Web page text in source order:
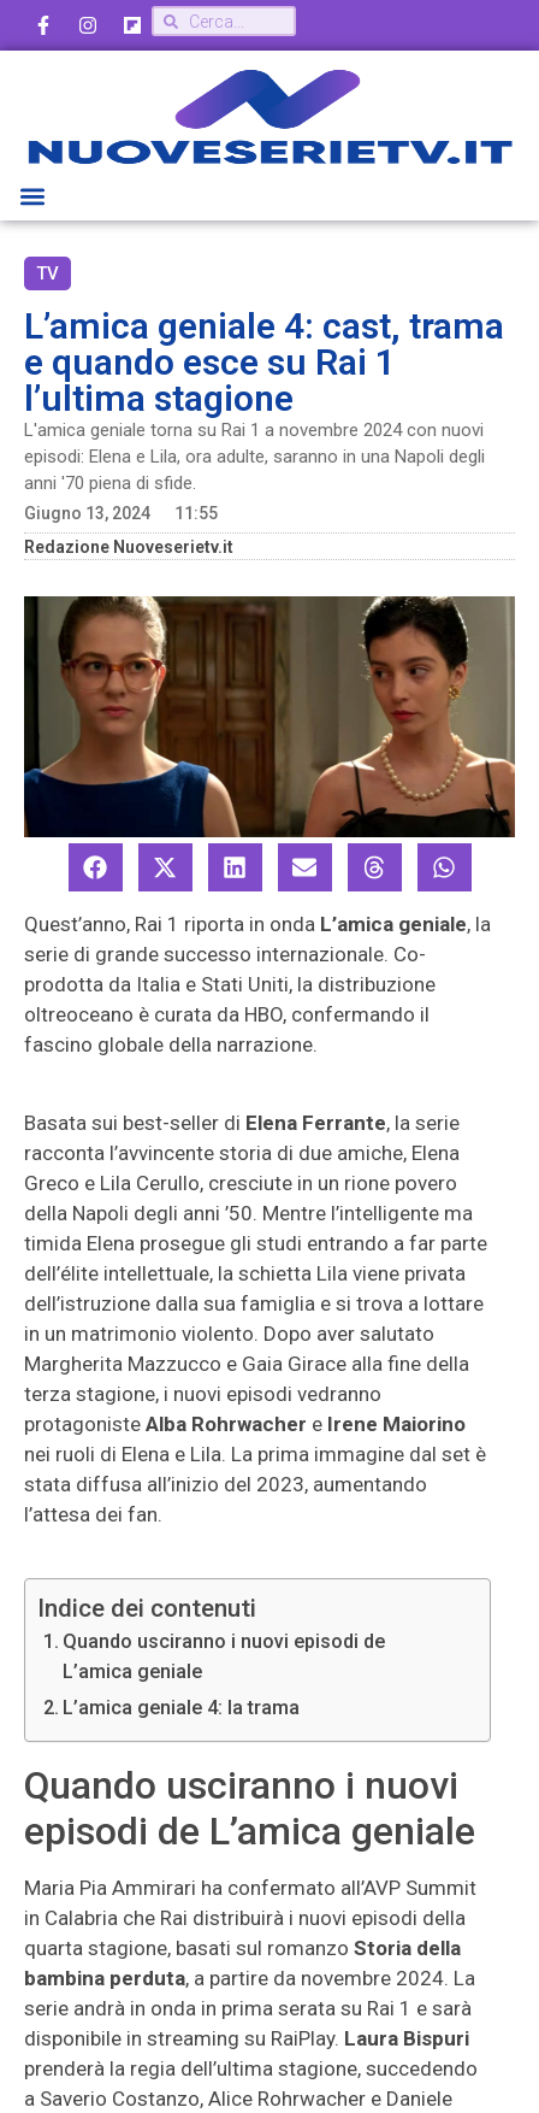
TV
L’amica geniale 4: cast, trama
e quando esce su Rai 1
l’ultima stagione
L'amica geniale torna su Rai 1 a novembre 2024 con nuovi
episodi: Elena e Lila, ora adulte, saranno in una Napoli degli
anni '70 piena di sfide.
Giugno 13, 2024
11:55
Redazione Nuoveserietv.it
Quest’anno, Rai 1 riporta in onda L’amica geniale, la
serie di grande successo internazionale. Co-
prodotta da Italia e Stati Uniti, la distribuzione
oltreoceano è curata da HBO, confermando il
fascino globale della narrazione.
Basata sui best-seller di Elena Ferrante, la serie
racconta l’avvincente storia di due amiche, Elena
Greco e Lila Cerullo, cresciute in un rione povero
della Napoli degli anni ’50. Mentre l’intelligente ma
timida Elena prosegue gli studi entrando a far parte
dell’élite intellettuale, la schietta Lila viene privata
dell’istruzione dalla sua famiglia e si trova a lottare
in un matrimonio violento. Dopo aver salutato
Margherita Mazzucco e Gaia Girace alla fine della
terza stagione, i nuovi episodi vedranno
protagoniste Alba Rohrwacher e Irene Maiorino
nei ruoli di Elena e Lila. La prima immagine dal set è
stata diffusa all’inizio del 2023, aumentando
l’attesa dei fan.
Indice dei contenuti
Quando usciranno i nuovi episodi de
L’amica geniale
L’amica geniale 4: la trama
Quando usciranno i nuovi
episodi de L’amica geniale
Maria Pia Ammirari ha confermato all’AVP Summit
in Calabria che Rai distribuirà i nuovi episodi della
quarta stagione, basati sul romanzo Storia della
bambina perduta, a partire da novembre 2024. La
serie andrà in onda in prima serata su Rai 1 e sarà
disponibile in streaming su RaiPlay. Laura Bispuri
prenderà la regia dell’ultima stagione, succedendo
a Saverio Costanzo, Alice Rohrwacher e Daniele